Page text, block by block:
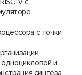
с точки
и
синтеза